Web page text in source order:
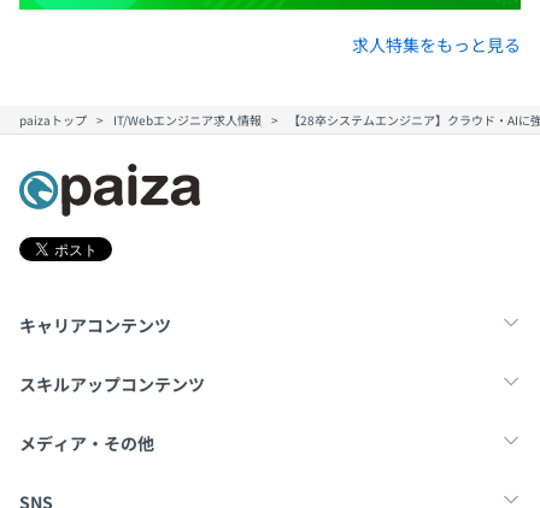
求人特集をもっと見る
paizaトップ IT/Webエンジニア求人情報 【28卒システムエンジニア】クラウド・AI
キャリアコンテンツ
転職・キャリア
スキルアップコンテンツ
学習
メディア・その他
Tech Team Journal
SNS